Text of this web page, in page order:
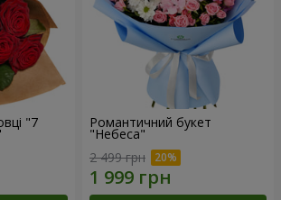
"7 Романтичний букет
"Небеса"
2 499 грн